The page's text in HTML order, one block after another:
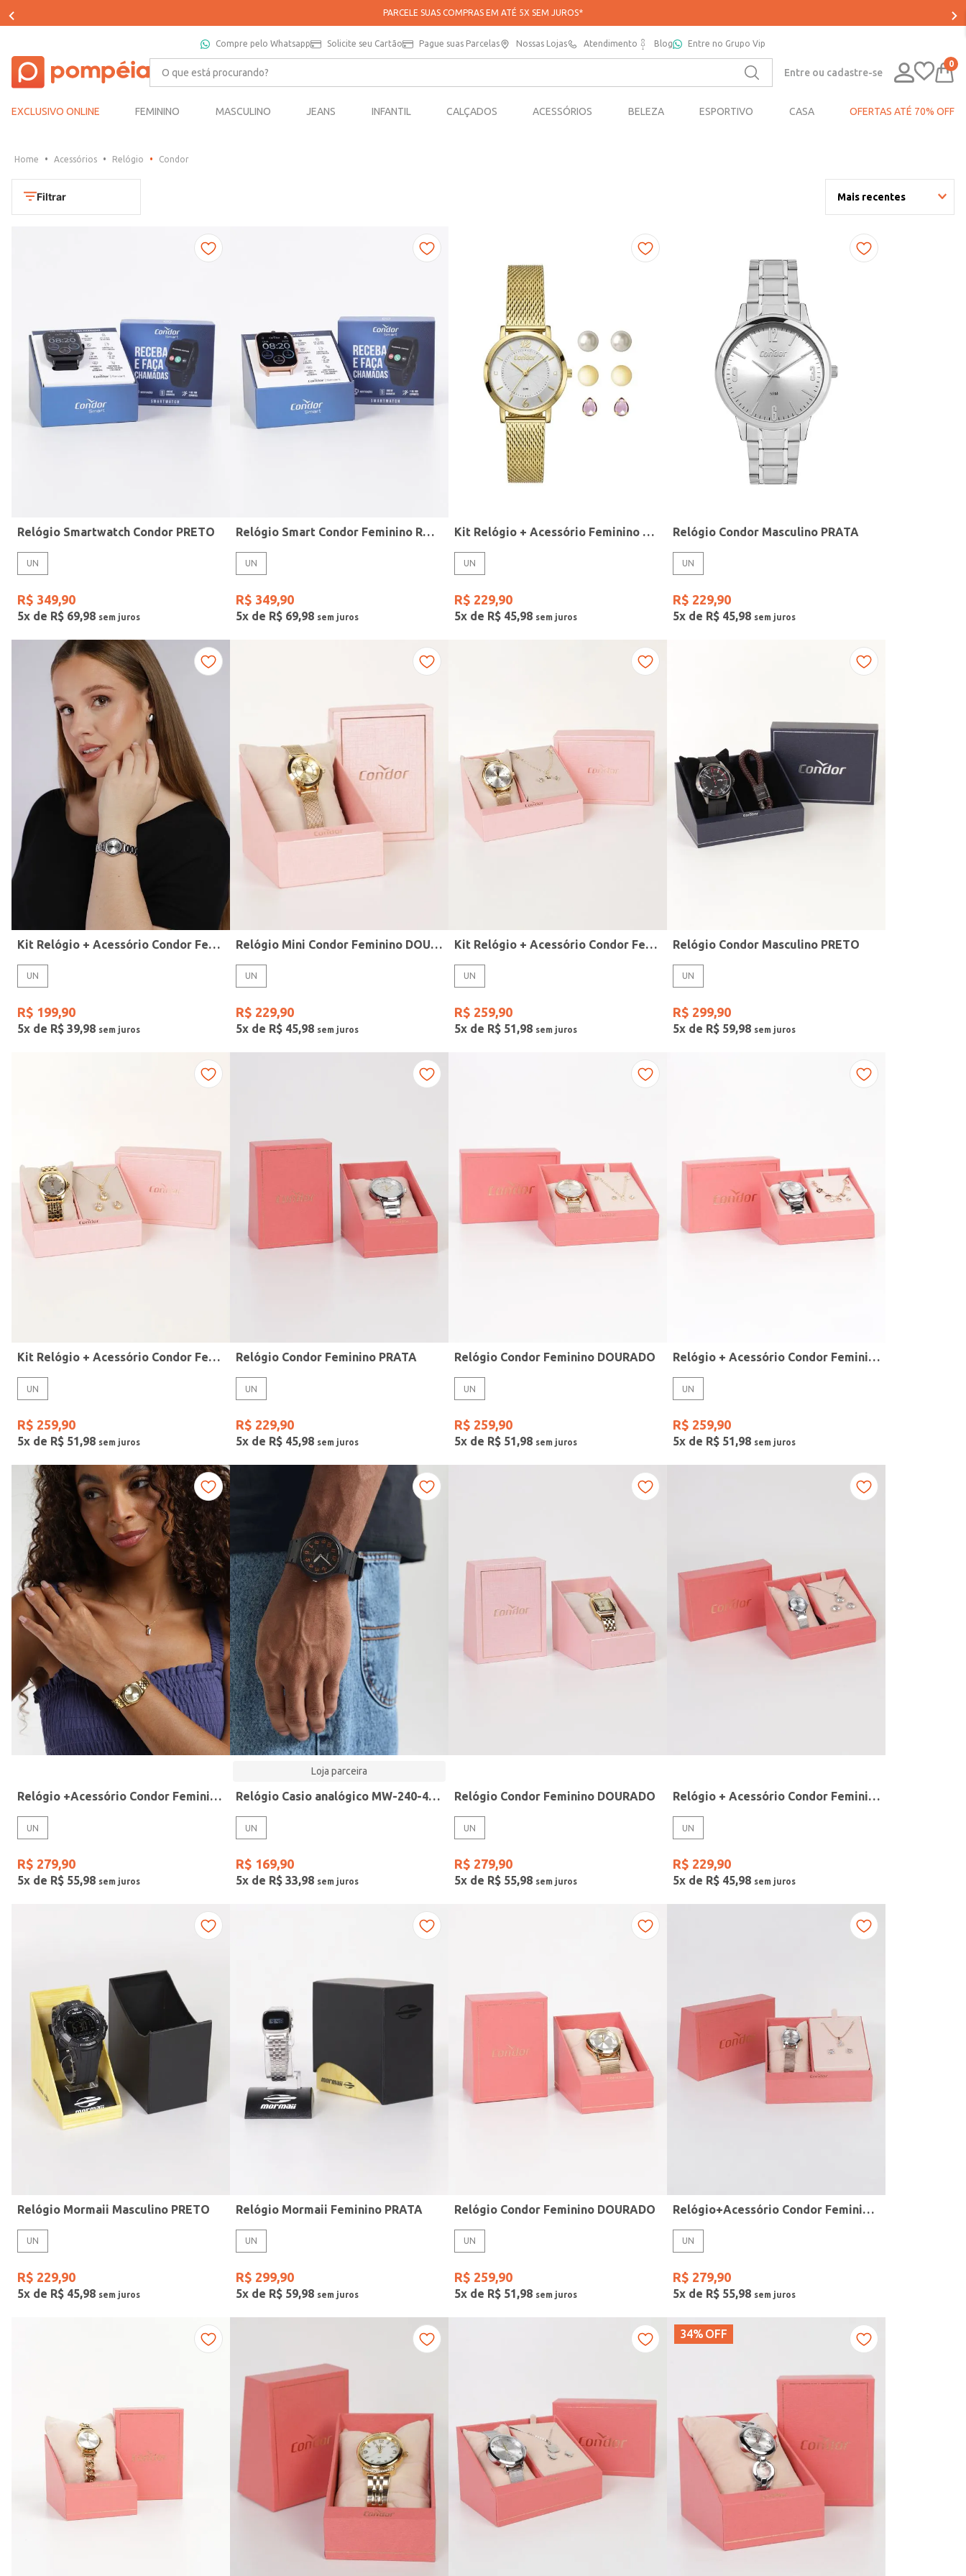
PARCELE SUAS COMPRAS EM ATÉ 5X SEM JUROS*
Compre pelo Whatsapp Solicite seu Cartão Pague suas Parcelas Nossas Lojas Atendimento Blog Entre no Grupo Vip
O que está procurando?
Entre ou cadastre-se
0
EXCLUSIVO ONLINE FEMININO MASCULINO JEANS INFANTIL CALÇADOS ACESSÓRIOS BELEZA ESPORTIVO CASA OFERTAS ATÉ 70% OFF
Acessórios Relógio Condor
Filtrar Mais recentes
UN
Mormaii
Casio
Gang
Preto
Rose
Vermelho
Estilo
Fitness
Modelo
Modelo de Pulseira
Faixas de preço
– R$ 390,00
Relógio Smartwatch Condor PRETO
UN
R$ 349,90
5x de R$ 69,98
Relógio Smart Condor Feminino ROSE
UN
R$ 349,90
5x de R$ 69,98
Kit Relógio + Acessório Feminino DOURADO
UN
R$ 229,90
5x de R$ 45,98
Relógio Condor Masculino PRATA
UN
R$ 229,90
5x de R$ 45,98
Kit Relógio + Acessório Condor Feminino PRATA
UN
R$ 199,90
5x de R$ 39,98
Relógio Mini Condor Feminino DOURADO
UN
R$ 229,90
5x de R$ 45,98
Kit Relógio + Acessório Condor Feminino DOURADO
UN
R$ 259,90
5x de R$ 51,98
Relógio Condor Masculino PRETO
UN
R$ 299,90
5x de R$ 59,98
Kit Relógio + Acessório Condor Feminino DOURADO
UN
R$ 259,90
5x de R$ 51,98
Relógio Condor Feminino PRATA
UN
R$ 229,90
5x de R$ 45,98
Relógio Condor Feminino DOURADO
UN
R$ 259,90
5x de R$ 51,98
Relógio + Acessório Condor Feminino PRATA
UN
R$ 259,90
5x de R$ 51,98
Relógio +Acessório Condor Feminino DOURADO
UN
R$ 279,90
5x de R$ 55,98
Loja parceira
Relógio Casio analógico MW-240-4BVDF-SC
UN
R$ 169,90
5x de R$ 33,98
Relógio Condor Feminino DOURADO
UN
R$ 279,90
5x de R$ 55,98
Relógio + Acessório Condor Feminino PRATA
UN
R$ 229,90
5x de R$ 45,98
Relógio Mormaii Masculino PRETO
UN
R$ 229,90
5x de R$ 45,98
Relógio Mormaii Feminino PRATA
UN
R$ 299,90
5x de R$ 59,98
Relógio Condor Feminino DOURADO
UN
R$ 259,90
5x de R$ 51,98
Relógio+Acessório Condor Feminino ROSE
UN
R$ 279,90
5x de R$ 55,98
34% OFF